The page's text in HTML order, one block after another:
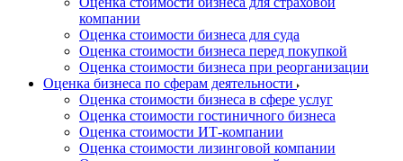
компании
Оценка стоимости бизнеса для суда
Оценка стоимости бизнеса перед покупкой
Оценка стоимости бизнеса при реорганизации
Оценка бизнеса по сферам деятельности
Оценка стоимости бизнеса в сфере услуг
Оценка стоимости гостиничного бизнеса
Оценка стоимости ИТ-компании
Оценка стоимости лизинговой компании